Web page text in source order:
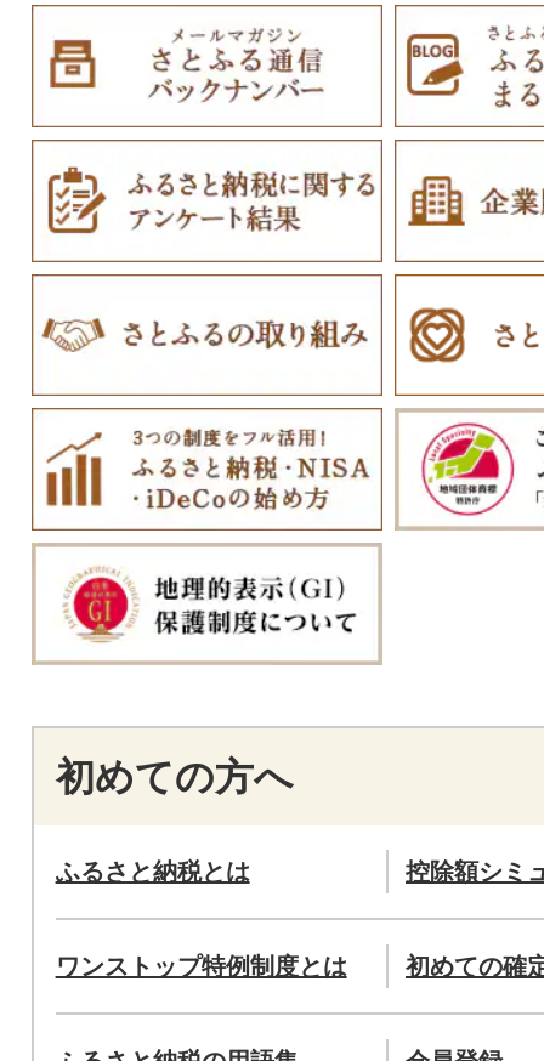
初めての方へ
ふるさと納税とは 控除額シミ
ワンストップ特例制度とは 初めての確